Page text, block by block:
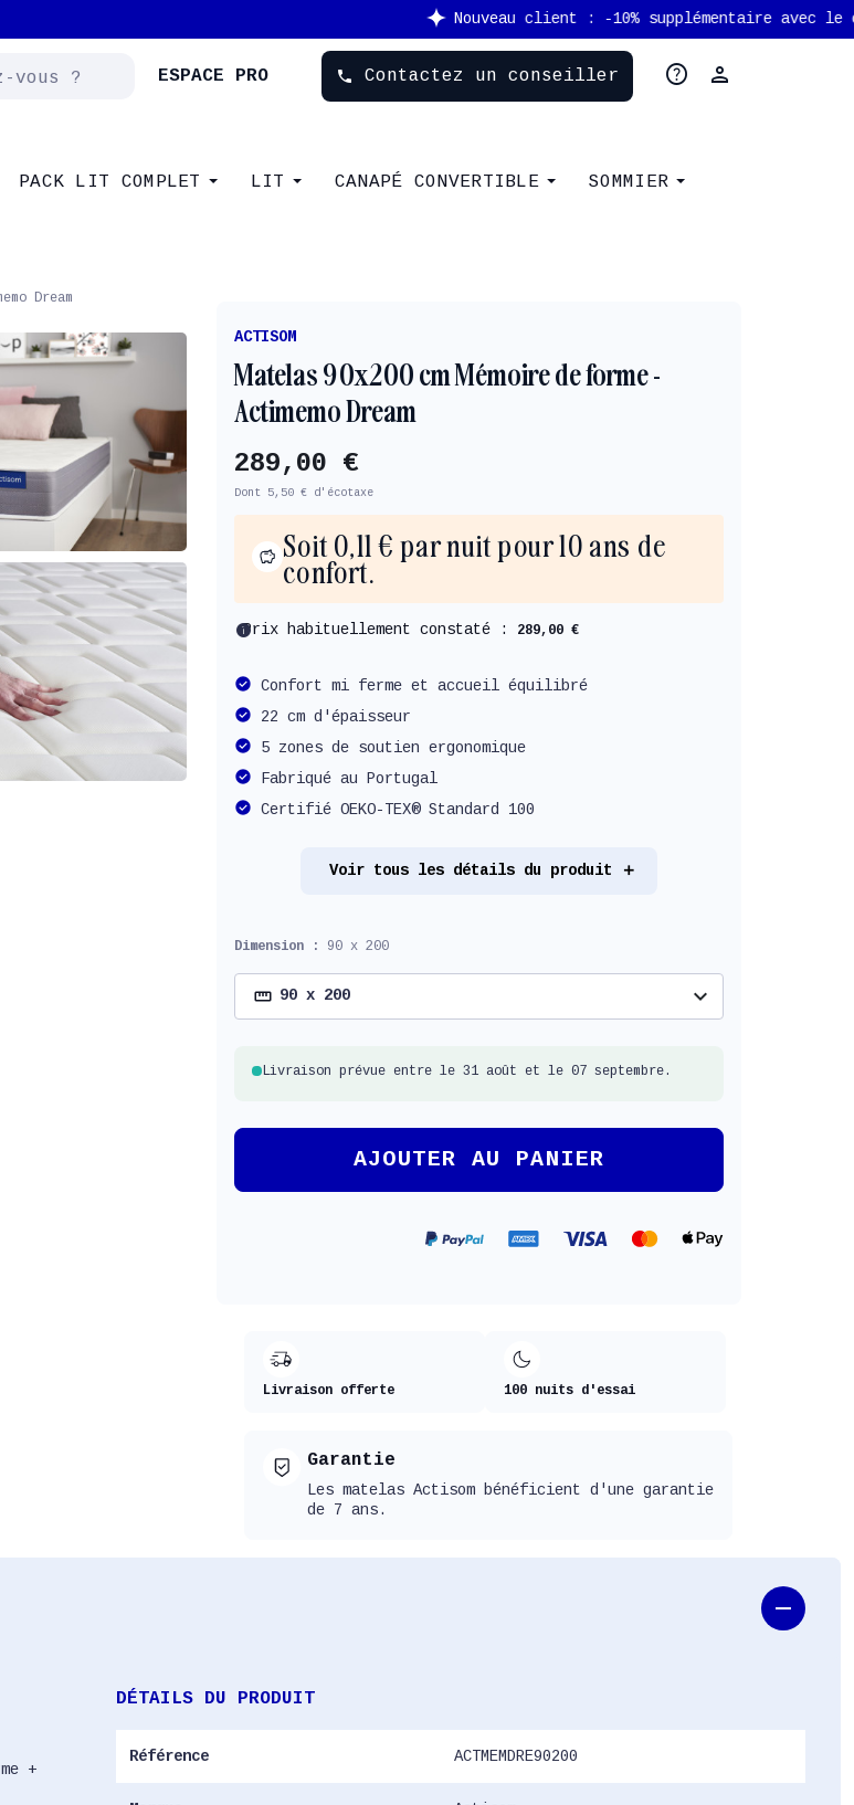
ESPACE PRO phone Contactez un conseiller help
person
PACK LIT COMPLET LIT CANAPÉ CONVERTIBLE SOMMIER
Dream
ACTISOM
Matelas 90x200 cm Mémoire de forme -
Actimemo Dream
289,00 €
Dont 5,50 € d'écotaxe
Soit 0,11 € par nuit pour 10 ans de
confort.
infoPrix habituellement constaté : 289,00 €
Confort mi ferme et accueil équilibré
22 cm d'épaisseur
5 zones de soutien ergonomique
Fabriqué au Portugal
Certifié OEKO-TEX® Standard 100
Voir tous les détails du produit
Dimension : 90 x 200
90 x 200 expand_more
Livraison prévue entre le 31 août et le 07 septembre.
AJOUTER AU PANIER
Livraison offerte 100 nuits d'essai
Garantie
Les matelas Actisom bénéficient d'une garantie
de 7 ans.
+
DÉTAILS DU PRODUIT
Référence ACTMEMDRE90200